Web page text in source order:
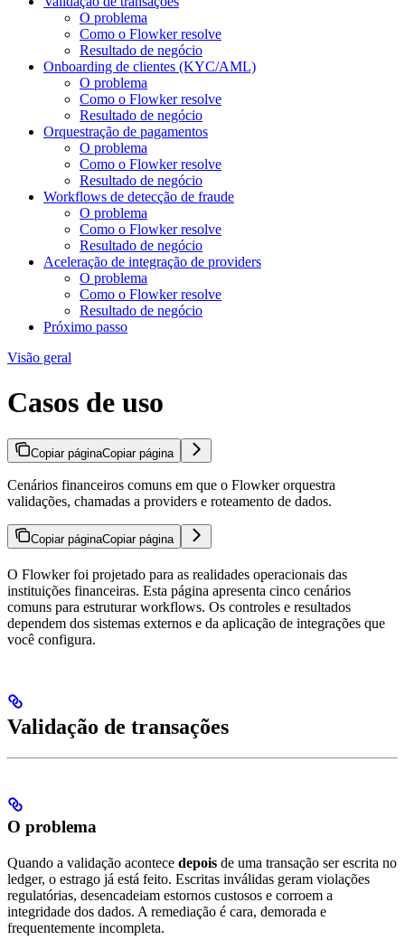
O problema
Como o Flowker resolve
Resultado de negócio
Onboarding de clientes (KYC/AML)
O problema
Como o Flowker resolve
Resultado de negócio
Orquestração de pagamentos
O problema
Como o Flowker resolve
Resultado de negócio
Workflows de detecção de fraude
O problema
Como o Flowker resolve
Resultado de negócio
Aceleração de integração de providers
O problema
Como o Flowker resolve
Resultado de negócio
Próximo passo
Visão geral
Casos de uso
Copiar páginaCopiar página
Cenários financeiros comuns em que o Flowker orquestra
validações, chamadas a providers e roteamento de dados.
Copiar páginaCopiar página
O Flowker foi projetado para as realidades operacionais das
instituições financeiras. Esta página apresenta cinco cenários
comuns para estruturar workflows. Os controles e resultados
dependem dos sistemas externos e da aplicação de integrações que
você configura.
Validação de transações
O problema
Quando a validação acontece depois de uma transação ser escrita no
ledger, o estrago já está feito. Escritas inválidas geram violações
regulatórias, desencadeiam estornos custosos e corroem a
integridade dos dados. A remediação é cara, demorada e
frequentemente incompleta.